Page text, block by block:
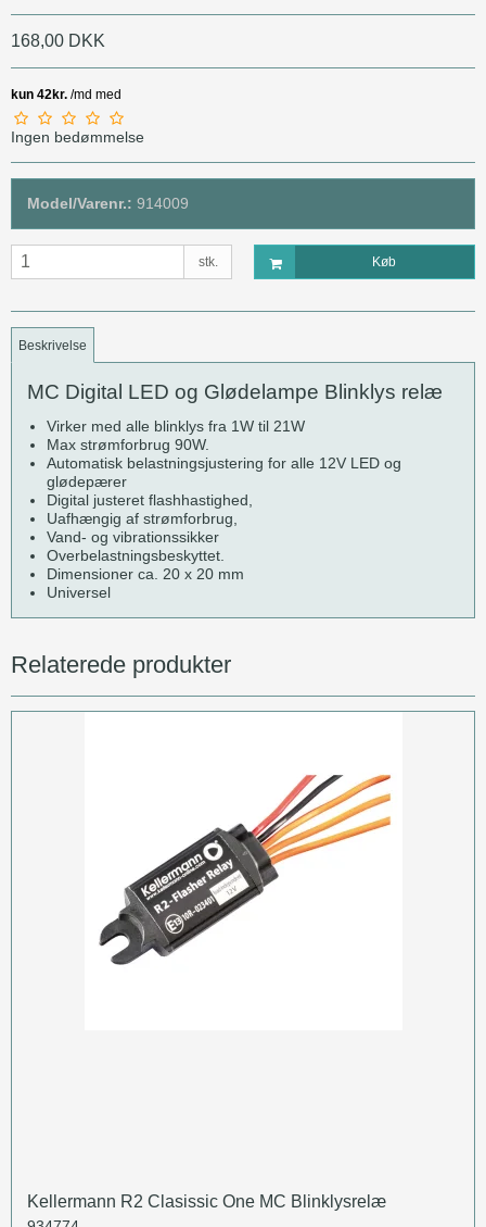
168,00 DKK
Ingen bedømmelse
Model/Varenr.: 914009
stk. Køb
Beskrivelse
MC Digital LED og Glødelampe Blinklys relæ
Virker med alle blinklys fra 1W til 21W
Max strømforbrug 90W.
Automatisk belastningsjustering for alle 12V LED og
glødepærer
Digital justeret flashhastighed,
Uafhængig af strømforbrug,
Vand- og vibrationssikker
Overbelastningsbeskyttet.
Dimensioner ca. 20 x 20 mm
Universel
Relaterede produkter
Kellermann R2 Clasissic One MC Blinklysrelæ